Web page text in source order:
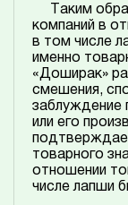
Таким
компаний в
в том числе
именно
«Доширак»
смешения,
заблуждение
или его
товарного
отношении
числе лапши